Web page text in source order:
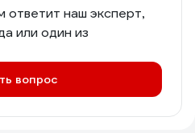
ответит наш эксперт,
или один из
вопрос